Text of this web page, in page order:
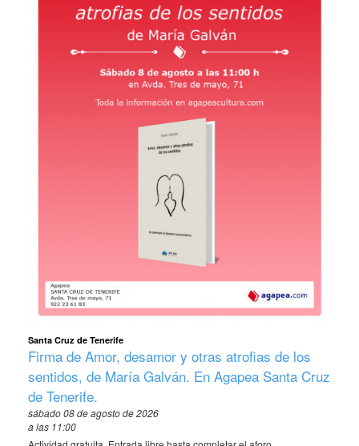
Santa Cruz de Tenerife
Firma de Amor, desamor y otras atrofias de los
sentidos, de María Galván. En Agapea Santa Cruz
de Tenerife.
sábado 08 de agosto de 2026
a las 11:00